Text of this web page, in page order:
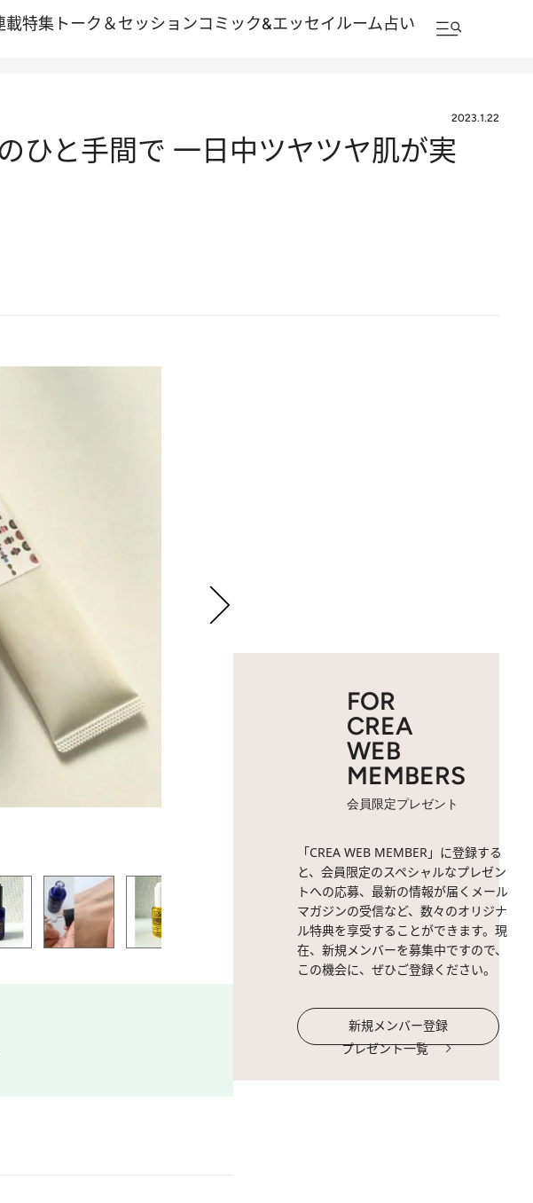
載特集 トーク＆セッションコミック&エッセイルーム占い
2023.1.22
ひと手間で 一日中ツヤツヤ肌が実
FOR
CREA
WEB
MEMBERS
会員限定プレゼント
「CREA WEB MEMBER」に登録する
と、会員限定のスペシャルなプレゼン
トへの応募、最新の情報が届くメール
マガジンの受信など、数々のオリジナ
ル特典を享受することができます。現
在、新規メンバーを募集中ですので、
この機会に、ぜひご登録ください。
新規メンバー登録
プレゼント一覧